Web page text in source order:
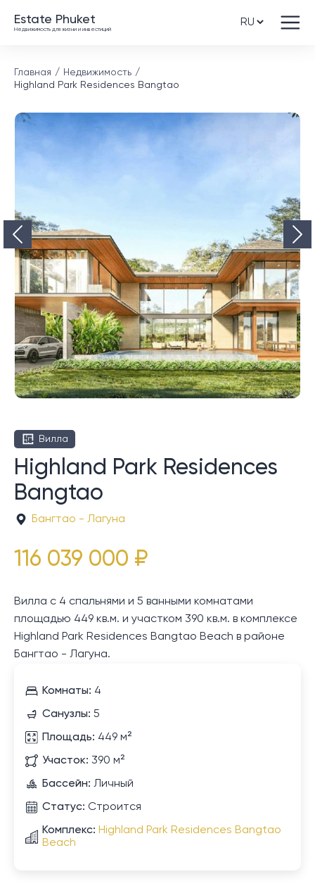
Estate Phuket
Недвижимость для жизни и инвестиций
Главная
Недвижимость
Highland Park Residences Bangtao
Вилла
Highland Park Residences
Bangtao
Бангтао - Лагуна
116 039 000 ₽
Вилла с 4 спальнями и 5 ванными комнатами
площадью 449 кв.м. и участком 390 кв.м. в комплексе
Highland Park Residences Bangtao Beach в районе
Бангтао - Лагуна.
Комнаты: 4
Санузлы: 5
Площадь: 449 м²
Участок: 390 м²
Бассейн: Личный
Статус: Строится
Комплекс: Highland Park Residences Bangtao
Beach